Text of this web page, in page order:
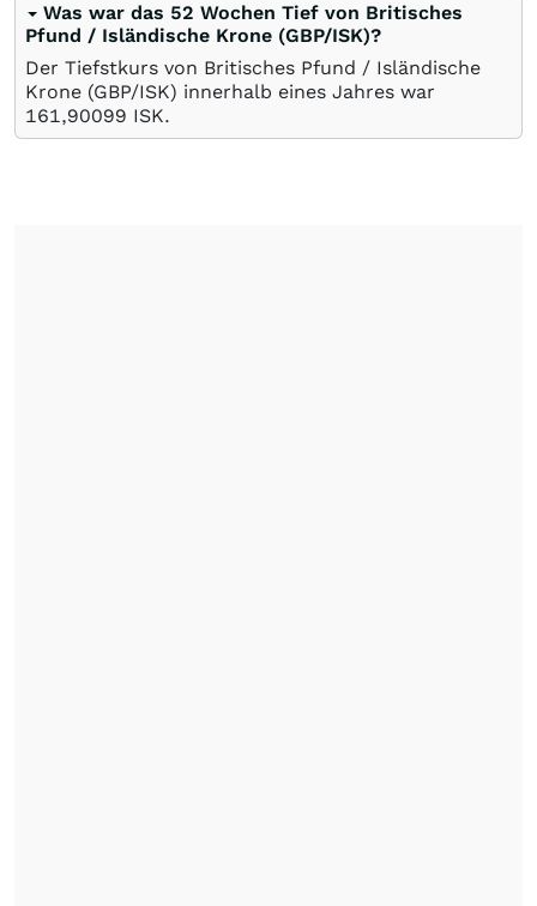
Was war das 52 Wochen Tief von Britisches
Pfund / Isländische Krone (GBP/ISK)?
Der Tiefstkurs von Britisches Pfund / Isländische
Krone (GBP/ISK) innerhalb eines Jahres war
161,90099 ISK.